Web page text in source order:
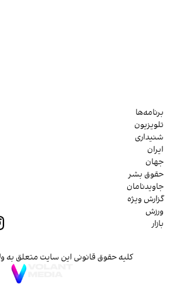
برنامه‌ها
تلویزیون
شنیداری
ایران
جهان
حقوق بشر
جاویدنامان
گزارش ویژه
ورزش
بازار
کلیه حقوق قانونی این سایت متعلق به